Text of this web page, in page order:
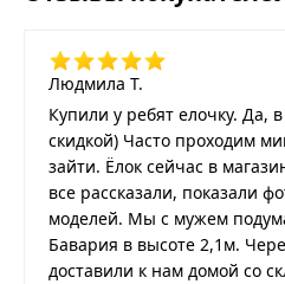
Людмила Т.
Купили у ребят елочку. Да,
скидкой) Часто проходим
зайти. Ёлок сейчас в
все рассказали, показали
моделей. Мы с мужем
Бавария в высоте 2,1м.
доставили к нам домой со